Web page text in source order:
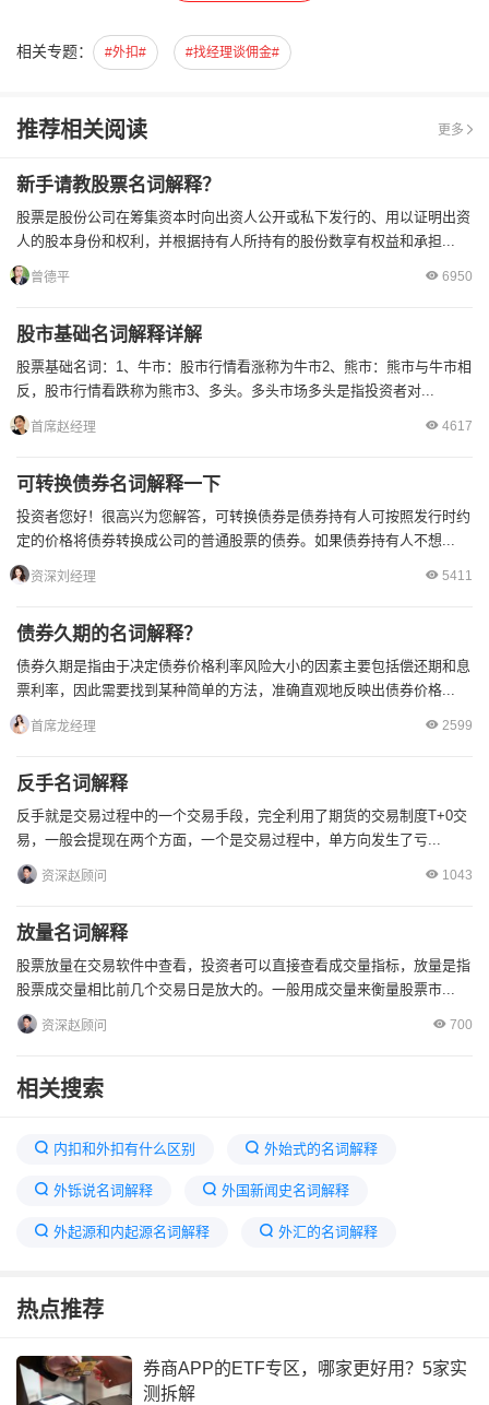
相关专题： #外扣# #找经理谈佣金#
推荐相关阅读 更多
新手请教股票名词解释？
股票是股份公司在筹集资本时向出资人公开或私下发行的、用以证明出资
人的股本身份和权利，并根据持有人所持有的股份数享有权益和承担...
曾德平 6950
股市基础名词解释详解
股票基础名词：1、牛市：股市行情看涨称为牛市2、熊市：熊市与牛市相
反，股市行情看跌称为熊市3、多头。多头市场多头是指投资者对...
首席赵经理 4617
可转换债券名词解释一下
投资者您好！很高兴为您解答，可转换债券是债券持有人可按照发行时约
定的价格将债券转换成公司的普通股票的债券。如果债券持有人不想...
资深刘经理 5411
债券久期的名词解释？
债券久期是指由于决定债券价格利率风险大小的因素主要包括偿还期和息
票利率，因此需要找到某种简单的方法，准确直观地反映出债券价格...
首席龙经理 2599
反手名词解释
反手就是交易过程中的一个交易手段，完全利用了期货的交易制度T+0交
易，一般会提现在两个方面，一个是交易过程中，单方向发生了亏...
资深赵顾问 1043
放量名词解释
股票放量在交易软件中查看，投资者可以直接查看成交量指标，放量是指
股票成交量相比前几个交易日是放大的。一般用成交量来衡量股票市...
资深赵顾问 700
相关搜索
内扣和外扣有什么区别 外始式的名词解释
外铄说名词解释 外国新闻史名词解释
外起源和内起源名词解释 外汇的名词解释
外扣法和内扣法
地铁扣车名词解释 男女之间扣字意味着什么
热点推荐
券商APP的ETF专区，哪家更好用？5家实
测拆解